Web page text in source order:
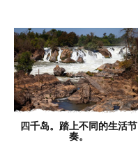
四千岛。踏上不同的生活节
奏。